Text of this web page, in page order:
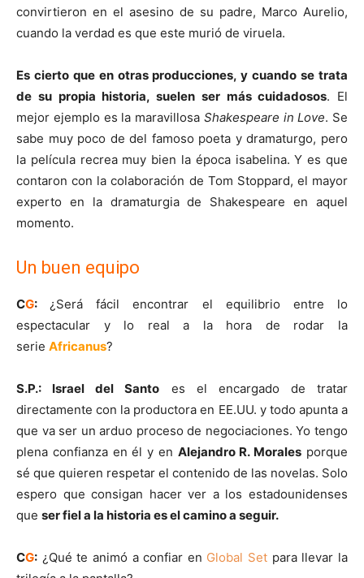
convirtieron en el asesino de su padre, Marco Aurelio,
cuando la verdad es que este murió de viruela.
Es cierto que en otras producciones, y cuando se trata
de su propia historia, suelen ser más cuidadosos. El
mejor ejemplo es la maravillosa Shakespeare in Love. Se
sabe muy poco de del famoso poeta y dramaturgo, pero
la película recrea muy bien la época isabelina. Y es que
contaron con la colaboración de Tom Stoppard, el mayor
experto en la dramaturgia de Shakespeare en aquel
momento.
Un buen equipo
CG:¿Será fácil encontrar el equilibrio entre lo
espectacular y lo real a la hora de rodar la
serie Africanus?
S.P.: Israel del Santo es el encargado de tratar
directamente con la productora en EE.UU. y todo apunta a
que va ser un arduo proceso de negociaciones. Yo tengo
plena confianza en él y en Alejandro R. Morales porque
sé que quieren respetar el contenido de las novelas. Solo
espero que consigan hacer ver a los estadounidenses
que ser fiel a la historia es el camino a seguir.
CG: ¿Qué te animó a confiar en Global Set para llevar la